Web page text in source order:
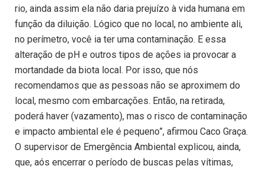
rio, ainda assim ela não daria prejuízo à vida humana em
função da diluição. Lógico que no local, no ambiente ali,
no perímetro, você ia ter uma contaminação. E essa
alteração de pH e outros tipos de ações ia provocar a
mortandade da biota local. Por isso, que nós
recomendamos que as pessoas não se aproximem do
local, mesmo com embarcações. Então, na retirada,
poderá haver (vazamento), mas o risco de contaminação
e impacto ambiental ele é pequeno”, afirmou Caco Graça.
O supervisor de Emergência Ambiental explicou, ainda,
que, aós encerrar o período de buscas pelas vítimas,